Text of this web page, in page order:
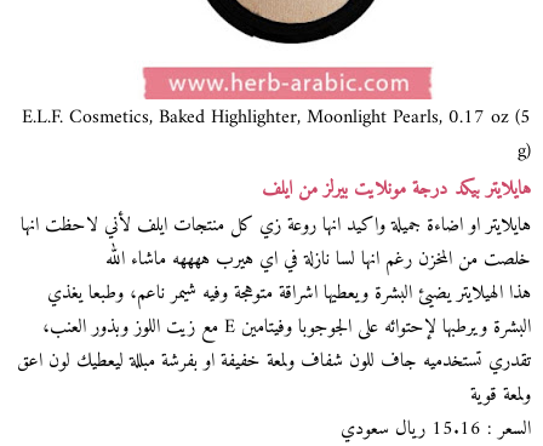
E.L.F. Cosmetics, Baked Highlighter, Moonlight Pearls, 0.17 oz (5
g)
هايلايتر بيكد درجة مونلايت بيرلز من ايلف
هايلايتر او اضاءة جميلة واكيد انها روعة زي كل منتجات ايلف لأني لاحظت انها
خلصت من المخزن رغم انها لسا نازلة في اي هيرب ههههه ماشاء الله
هذا الهيلايتر يضيئ البشرة ويعطيها اشراقة متوهجة وفيه شيمر ناعم، وطبعا يغذي
البشرة ويرطبها لإحتوائه على الجوجوبا وفيتامين E مع زيت اللوز وبذور العنب،
تقدري تستخدميه جاف للون شفاف ولمعة خفيفة او بفرشة مبللة ليعطيك لون اعق
ولمعة قوية
السعر : 15.16 ريال سعودي